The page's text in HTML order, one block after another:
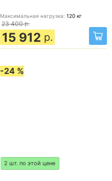
Максимальная нагрузка: 120 кг
23 400 р.
15 912 р.
-24 %
2 шт. по этой цене